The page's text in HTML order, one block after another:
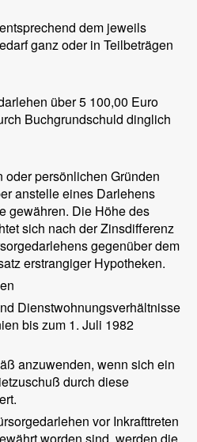
dem jeweils
ganz oder in Teilbeträgen
über 5 100,00 Euro
Buchgrundschuld dinglich
oder persönlichen Gründen
anstelle eines Darlehens
gewähren. Die Höhe des
sich nach der Zinsdifferenz
gegenüber dem
erstrangiger Hypotheken.
Dienstwohnungsverhältnisse
bis zum 1. Juli 1982
anzuwenden, wenn sich ein
durch diese
vor Inkrafttreten